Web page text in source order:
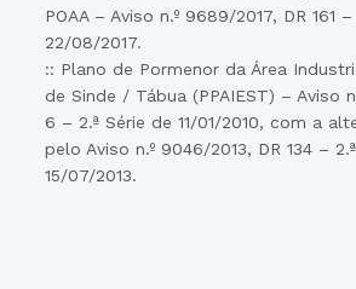
POAA – Aviso n.º 9689/2017, DR 161
22/08/2017.
:: Plano de Pormenor da Área
de Sinde / Tábua (PPAIEST) – Aviso
6 – 2.ª Série de 11/01/2010, com a
pelo Aviso n.º 9046/2013, DR 134 –
15/07/2013.